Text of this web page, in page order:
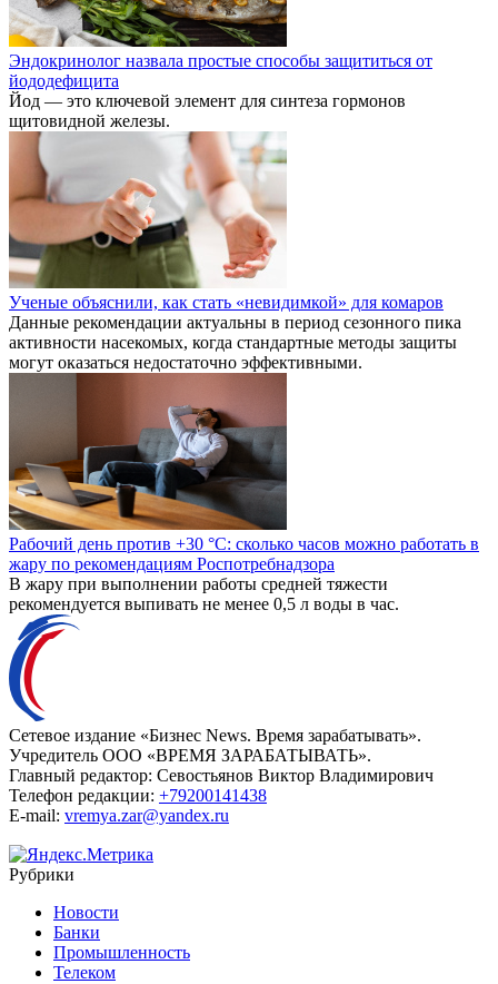
Эндокринолог назвала простые способы защититься от
йододефицита
Йод — это ключевой элемент для синтеза гормонов
щитовидной железы.
Ученые объяснили, как стать «невидимкой» для комаров
Данные рекомендации актуальны в период сезонного пика
активности насекомых, когда стандартные методы защиты
могут оказаться недостаточно эффективными.
Рабочий день против +30 °C: сколько часов можно работать в
жару по рекомендациям Роспотребнадзора
В жару при выполнении работы средней тяжести
рекомендуется выпивать не менее 0,5 л воды в час.
Сетевое издание «Бизнес News. Время зарабатывать».
Учредитель ООО «ВРЕМЯ ЗАРАБАТЫВАТЬ».
Главный редактор: Севостьянов Виктор Владимирович
Телефон редакции: +79200141438
E-mail: vremya.zar@yandex.ru
Рубрики
Новости
Банки
Промышленность
Телеком